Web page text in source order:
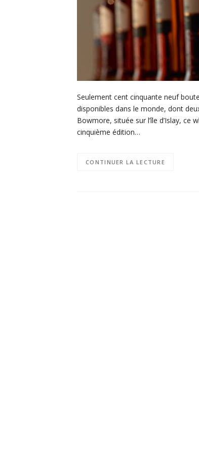
Seulement cent cinquante neuf
disponibles dans le monde, dont
Bowmore, située sur l’île d’Islay, ce
cinquième édition…
CONTINUER LA LECTURE